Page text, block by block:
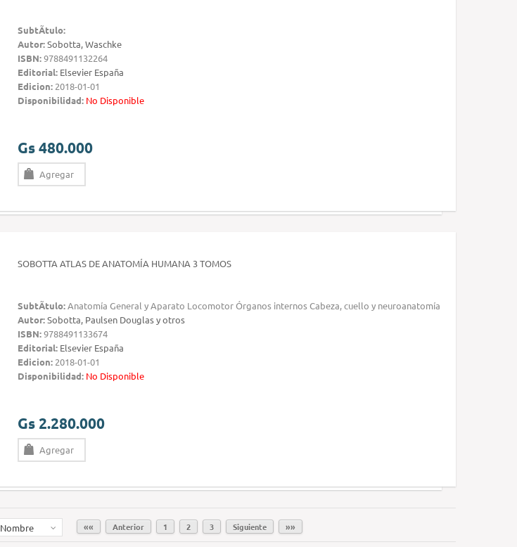
SubtÃ­tulo:
Autor:Sobotta, Waschke
ISBN:9788491132264
Editorial: Elsevier España
Edicion: 2018-01-01
Disponibilidad: No Disponible
Gs 480.000
Agregar
SOBOTTA ATLAS DE ANATOMÍA HUMANA 3 TOMOS
SubtÃ­tulo:Anatomía General y Aparato Locomotor Órganos internos Cabeza, cuello y neuroanatomía
Autor:Sobotta, Paulsen Douglas y otros
ISBN:9788491133674
Editorial: Elsevier España
Edicion: 2018-01-01
Disponibilidad: No Disponible
Gs 2.280.000
Agregar
Nombre «« Anterior 1 2 3 Siguiente »»